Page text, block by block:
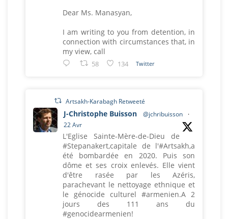
Dear Ms. Manasyan,
I am writing to you from detention, in
connection with circumstances that, in
my view, call
58 134 Twitter
Artsakh-Karabagh Retweeté
J-Christophe Buisson @jchribuisson
·
22 Avr
L'Eglise Sainte-Mère-de-Dieu de
#Stepanakert,capitale de l'#Artsakh,a
été bombardée en 2020. Puis son
dôme et ses croix enlevés. Elle vient
d'être rasée par les Azéris,
parachevant le nettoyage ethnique et
le génocide culturel #armenien.A 2
jours des 111 ans du
#genocidearmenien!